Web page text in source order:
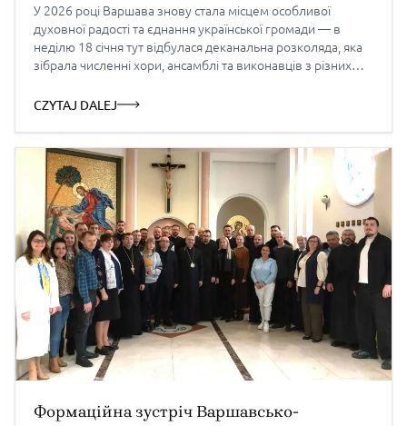
У 2026 році Варшава знову стала місцем особливої
духовної радості та єднання української громади — в
неділю 18 січня тут відбулася деканальна розколяда, яка
зібрала численні хори, ансамблі та виконавців з різних
коляди, молитви й живої традиції, що об’єднала дітей,
CZYTAJ DALEJ
Формаційна зустріч Варшавсько-